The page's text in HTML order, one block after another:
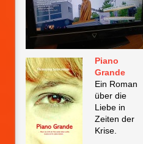
Piano
Grande
Ein Roman
über die
Liebe in
Zeiten der
Krise.